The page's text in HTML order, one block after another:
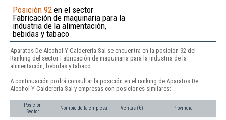
Posición 92 en el sector
Fabricación de maquinaria para la
industria de la alimentación,
bebidas y tabaco
Aparatos De Alcohol Y Caldereria Sal se encuentra en la posición 92 del
Ranking del sector Fabricación de maquinaria para la industria de la
alimentación, bebidas y tabaco.
A continuación podrá consultar la posición en el ranking de Aparatos De
Alcohol Y Caldereria Sal y empresas con posiciones similares:
Posición
Sector
Nombre de la empresa Ventas (€) Provincia